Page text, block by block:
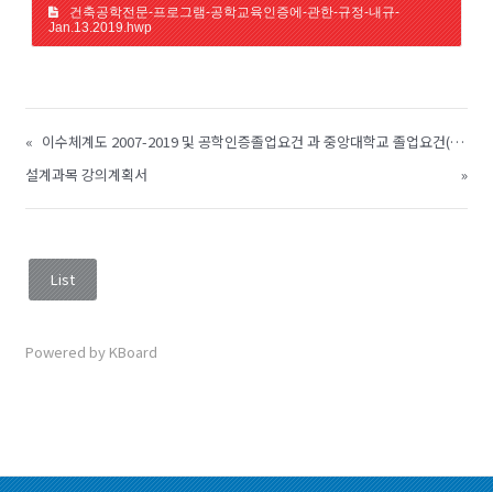
건축공학전문-프로그램-공학교육인증에-관한-규정-내규-
Jan.13.2019.hwp
«
이수체계도 2007-2019 및 공학인증졸업요건 과 중앙대학교 졸업요건(공학전공)
설계과목 강의계획서
»
List
Powered by KBoard